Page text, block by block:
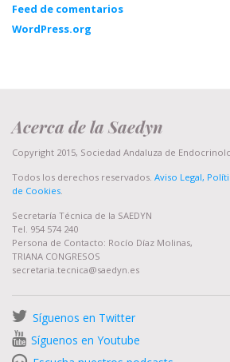
Feed de comentarios
WordPress.org
Acerca de la Saedyn
Copyright 2015, Sociedad Andaluza de
Todos los derechos reservados. Aviso Legal,
de Cookies
Secretaría Técnica de la SAEDYN
Tel. 954 574 240
Persona de Contacto: Rocío Díaz Molinas,
TRIANA CONGRESOS
secretaria.tecnica@saedyn.es
Síguenos en Twitter
Síguenos en Youtube